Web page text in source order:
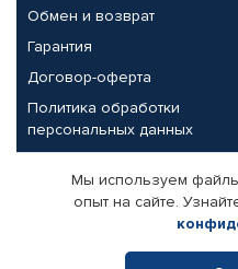
Обмен и возврат
Гарантия
Договор-оферта
Политика обработки
персональных данных
Партнерам
Корпоративным клиентам
Поставщикам
Мы используем
опыт на сайте.